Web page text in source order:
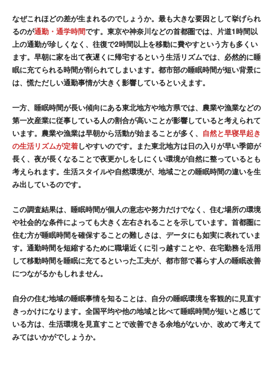
なぜこれほどの差が生まれるのでしょうか。最も大きな要因として挙げられ
るのが通勤・通学時間です。東京や神奈川などの首都圏では、片道1時間以
上の通勤が珍しくなく、往復で2時間以上を移動に費やすという方も多くい
ます。早朝に家を出て夜遅くに帰宅するという生活リズムでは、必然的に睡
眠に充てられる時間が削られてしまいます。都市部の睡眠時間が短い背景に
は、慌ただしい通勤事情が大きく影響しているといえます。
一方、睡眠時間が長い傾向にある東北地方や地方県では、農業や漁業などの
第一次産業に従事している人の割合が高いことが影響していると考えられて
います。農業や漁業は早朝から活動が始まることが多く、 自然と早寝早起き
の生活リズムが定着しやすいのです。また東北地方は日の入りが早い季節が
長く、夜が長くなることで夜更かしをしにくい環境が自然に整っているとも
考えられます。生活スタイルや自然環境が、地域ごとの睡眠時間の違いを生
み出しているのです。
この調査結果は、睡眠時間が個人の意志や努力だけでなく、住む場所の環境
や社会的な条件によっても大きく左右されることを示しています。首都圏に
住む方が睡眠時間を確保することの難しさは、データにも如実に表れていま
す。通勤時間を短縮するために職場近くに引っ越すことや、在宅勤務を活用
して移動時間を睡眠に充てるといった工夫が、都市部で暮らす人の睡眠改善
につながるかもしれません。
自分の住む地域の睡眠事情を知ることは、自分の睡眠環境を客観的に見直す
きっかけになります。全国平均や他の地域と比べて睡眠時間が短いと感じて
いる方は、生活環境を見直すことで改善できる余地がないか、改めて考えて
みてはいかがでしょうか。